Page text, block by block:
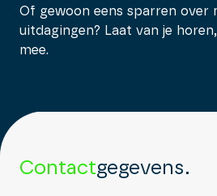
Of gewoon eens sparren over
uitdagingen? Laat van je
mee.
Contactgegevens.